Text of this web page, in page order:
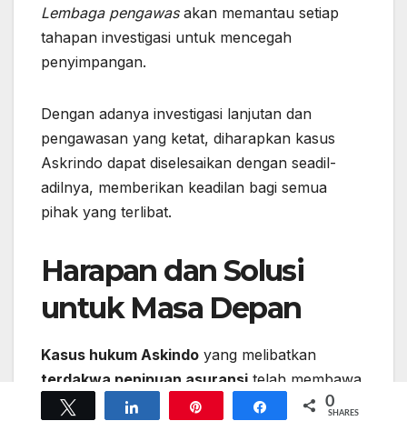
Lembaga pengawasakan memantau setiap
tahapan investigasi untuk mencegah
penyimpangan.
Dengan adanya investigasi lanjutan dan
pengawasan yang ketat, diharapkan kasus
Askrindo dapat diselesaikan dengan seadil-
adilnya, memberikan keadilan bagi semua
pihak yang terlibat.
Harapan dan Solusi
untuk Masa Depan
Kasus hukum Askindo yang melibatkan
terdakwa penipuan asuransi telah membawa
perhatian besar dari masyarakat dan penegak
Share 0
SHARES